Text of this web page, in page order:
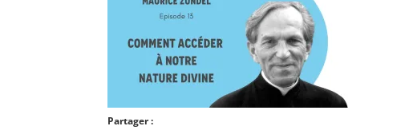
Partager :